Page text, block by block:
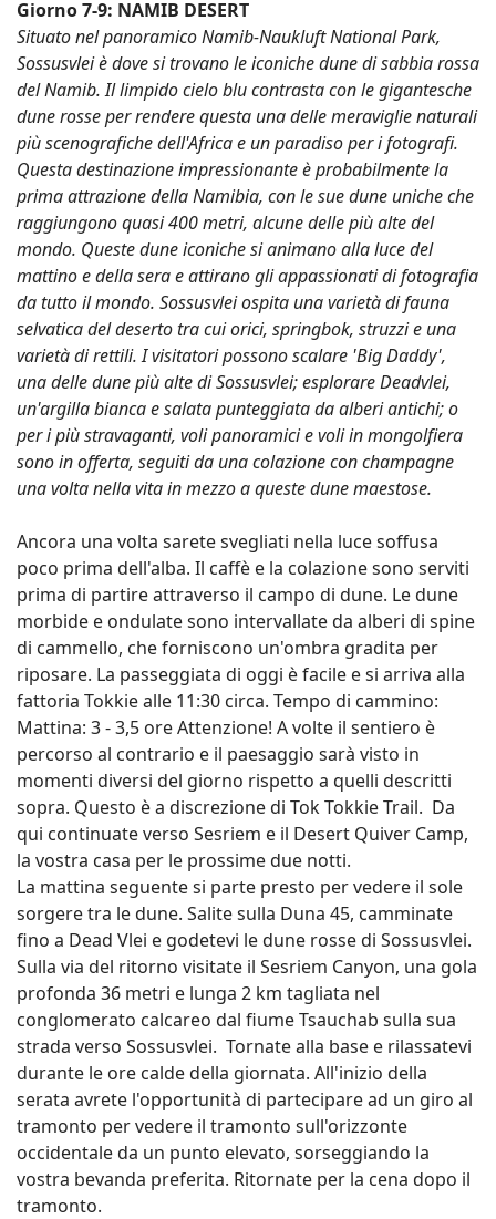
Giorno 7-9: NAMIB DESERT
Situato nel panoramico Namib-Naukluft National Park,
Sossusvlei è dove si trovano le iconiche dune di sabbia rossa
del Namib. Il limpido cielo blu contrasta con le gigantesche
dune rosse per rendere questa una delle meraviglie naturali
più scenografiche dell'Africa e un paradiso per i fotografi.
Questa destinazione impressionante è probabilmente la
prima attrazione della Namibia, con le sue dune uniche che
raggiungono quasi 400 metri, alcune delle più alte del
mondo. Queste dune iconiche si animano alla luce del
mattino e della sera e attirano gli appassionati di fotografia
da tutto il mondo. Sossusvlei ospita una varietà di fauna
selvatica del deserto tra cui orici, springbok, struzzi e una
varietà di rettili. I visitatori possono scalare 'Big Daddy',
una delle dune più alte di Sossusvlei; esplorare Deadvlei,
un'argilla bianca e salata punteggiata da alberi antichi; o
per i più stravaganti, voli panoramici e voli in mongolfiera
sono in offerta, seguiti da una colazione con champagne
una volta nella vita in mezzo a queste dune maestose.
Ancora una volta sarete svegliati nella luce soffusa
poco prima dell'alba. Il caffè e la colazione sono serviti
prima di partire attraverso il campo di dune. Le dune
morbide e ondulate sono intervallate da alberi di spine
di cammello, che forniscono un'ombra gradita per
riposare. La passeggiata di oggi è facile e si arriva alla
fattoria Tokkie alle 11:30 circa. Tempo di cammino:
Mattina: 3 - 3,5 ore Attenzione! A volte il sentiero è
percorso al contrario e il paesaggio sarà visto in
momenti diversi del giorno rispetto a quelli descritti
sopra. Questo è a discrezione di Tok Tokkie Trail. Da
qui continuate verso Sesriem e il Desert Quiver Camp,
la vostra casa per le prossime due notti.
La mattina seguente si parte presto per vedere il sole
sorgere tra le dune. Salite sulla Duna 45, camminate
fino a Dead Vlei e godetevi le dune rosse di Sossusvlei.
Sulla via del ritorno visitate il Sesriem Canyon, una gola
profonda 36 metri e lunga 2 km tagliata nel
conglomerato calcareo dal fiume Tsauchab sulla sua
strada verso Sossusvlei. Tornate alla base e rilassatevi
durante le ore calde della giornata. All'inizio della
serata avrete l'opportunità di partecipare ad un giro al
tramonto per vedere il tramonto sull'orizzonte
occidentale da un punto elevato, sorseggiando la
vostra bevanda preferita. Ritornate per la cena dopo il
tramonto.